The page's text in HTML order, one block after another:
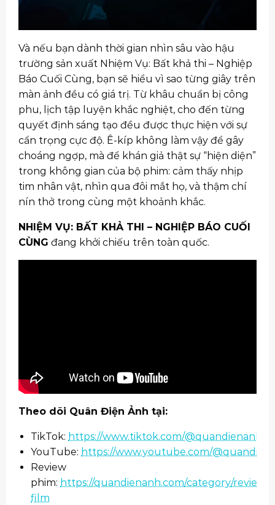
Và nếu bạn dành thời gian nhìn sâu vào hậu
trường sản xuất Nhiệm Vụ: Bất khả thi – Nghiệp
Báo Cuối Cùng, bạn sẽ hiểu vì sao từng giây trên
màn ảnh đều có giá trị. Từ khâu chuẩn bị công
phu, lịch tập luyện khắc nghiệt, cho đến từng
quyết định sáng tạo đều được thực hiện với sự
cẩn trọng cực độ. Ê-kíp không làm vậy để gây
choáng ngợp, mà để khán giả thật sự “hiện diện”
trong không gian của bộ phim: cảm thấy nhịp
tim nhân vật, nhìn qua đôi mắt họ, và thậm chí
nín thở trong cùng một khoảnh khắc.
NHIỆM VỤ: BẤT KHẢ THI – NGHIỆP BÁO CUỐI
CÙNG đang khởi chiếu trên toàn quốc.
Theo dõi Quân Điện Ảnh tại:
TikTok: https://www.tiktok.com/@quandienanh
YouTube: https://www.youtube.com/
Review
phim: https://quandienanh.com/category/review-
film